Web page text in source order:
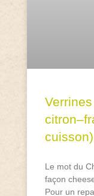
cuisson)
Le mot du
façon
Pour un